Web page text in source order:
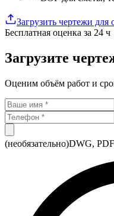
Загрузить чертежи для
Бесплатная оценка за 24 ч
Загрузите
Оценим объём работ и
(необязательно)DWG,